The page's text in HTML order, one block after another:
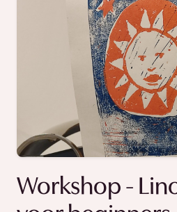
Workshop -